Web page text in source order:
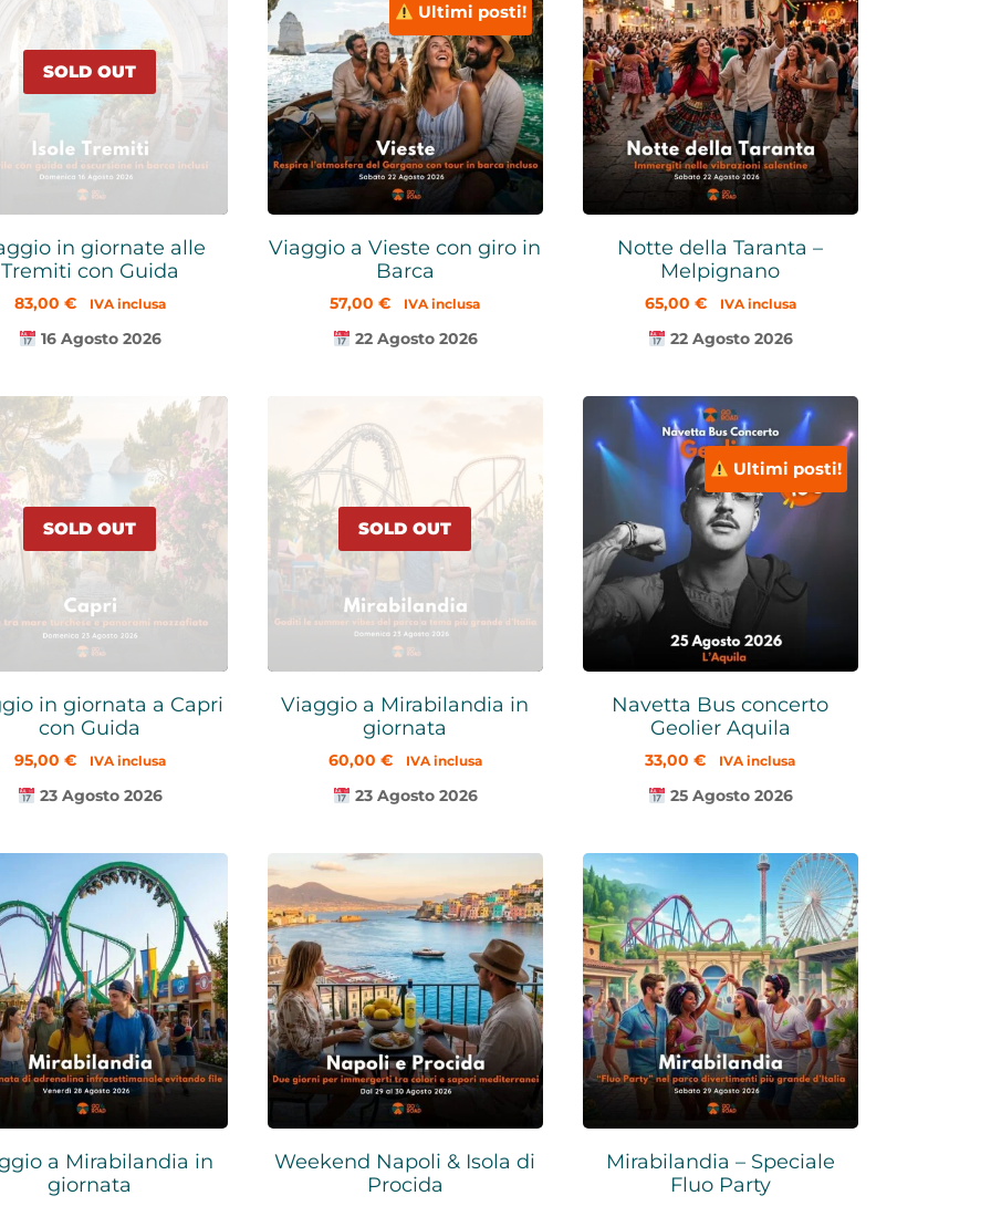
SOLD OUT
in giornate alle
Tremiti con Guida
83,00 € IVA inclusa
16 Agosto 2026
Ultimi posti!
Viaggio a Vieste con giro in
Barca
57,00€ IVA inclusa
22 Agosto 2026
Notte della Taranta –
Melpignano
65,00 € IVA inclusa
22 Agosto 2026
SOLD OUT
in giornata a Capri
con Guida
95,00 € IVA inclusa
23 Agosto 2026
SOLD OUT
Viaggio a Mirabilandia in
giornata
60,00 € IVA inclusa
23 Agosto 2026
Ultimi posti!
Navetta Bus concerto
Geolier Aquila
33,00€ IVA inclusa
25 Agosto 2026
a Mirabilandia in
giornata
Weekend Napoli & Isola di
Procida
Mirabilandia – Speciale
Fluo Party